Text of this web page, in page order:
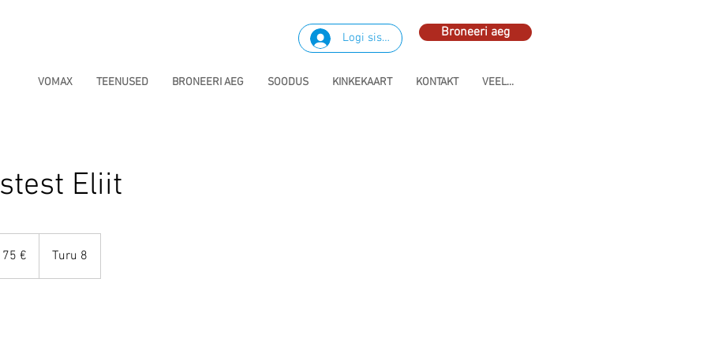
Logi sisse Broneeri aeg
VOMAX TEENUSED BRONEERI AEG SOODUS KINKEKAART KONTAKT VEEL...
Eliit
€ Turu 8